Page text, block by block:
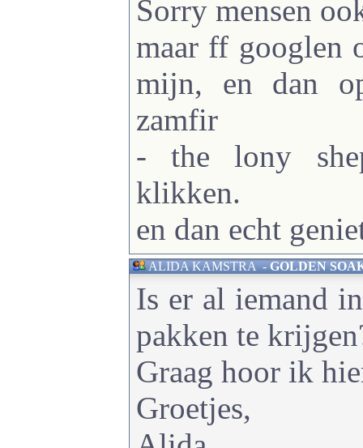
Sorry mensen
maar ff googlen
mijn, en dan
zamfir
- the lony
klikken.
en dan echt
ALIDA KAMSTRA-GOLDEN
Is er al iemand
pakken te
Graag hoor ik
Groetjes,